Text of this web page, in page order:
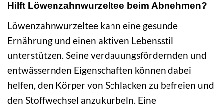
Hilft Löwenzahnwurzeltee beim Abnehmen?
Löwenzahnwurzeltee kann eine gesunde
Ernährung und einen aktiven Lebensstil
unterstützen. Seine verdauungsfördernden und
entwässernden Eigenschaften können dabei
helfen, den Körper von Schlacken zu befreien und
den Stoffwechsel anzukurbeln. Eine